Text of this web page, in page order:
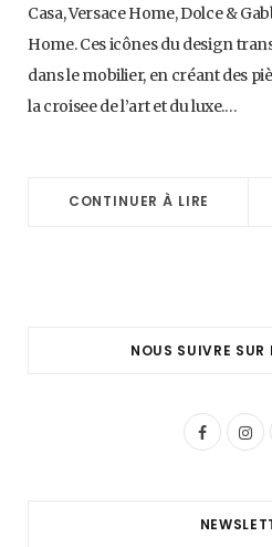
Casa, Versace Home, Dolce &
Home. Ces icônes du design
dans le mobilier, en créant des
la croisee de l’art et du luxe.…
CONTINUER À LIRE
NOUS SUIVRE SUR
F
I